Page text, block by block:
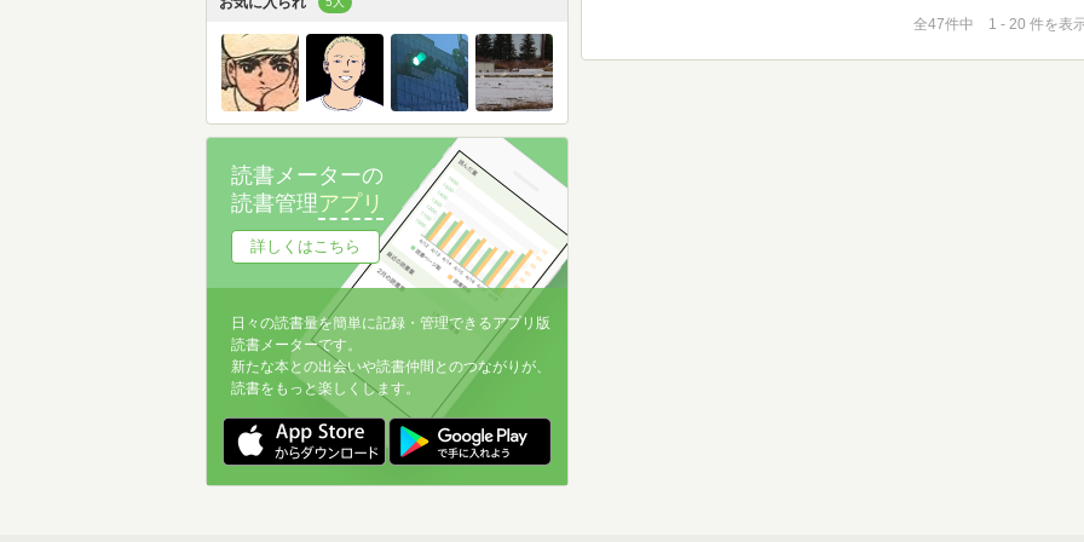
全47件中 1 - 20 件を表
読書メーターの
読書管理アプリ
詳しくはこちら
日々の読書量を簡単に記録・管理できるアプリ版
読書メーターです。
新たな本との出会いや読書仲間とのつながりが、
読書をもっと楽しくします。